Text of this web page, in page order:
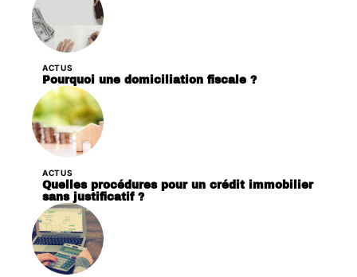
ACTUS
Pourquoi une domiciliation fiscale ?
ACTUS
Quelles procédures pour un crédit immobilier
sans justificatif ?